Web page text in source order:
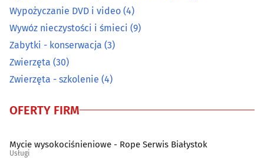
Spawalnictwo (16)
Sprzątanie(44)
Sprzęt RTV, AGD - naprawa, montaż
Wypożyczanie DVD i video (4)
Wywóz nieczystości i śmieci (9)
Zabytki - konserwacja (3)
Zwierzęta (30)
Zwierzęta - szkolenie (4)
OFERTY FIRM
Mycie wysokociśnieniowe - Rope Serwis Białystok
Usługi